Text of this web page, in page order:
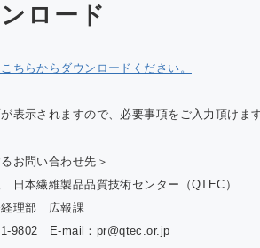
ロード
ちらからダウンロードください。
表示されますので、必要事項をご入力頂けま
お問い合わせ先＞
日本繊維製品品質技術センター（QTEC）
経理部 広報課
E-mail：pr@qtec.or.jp